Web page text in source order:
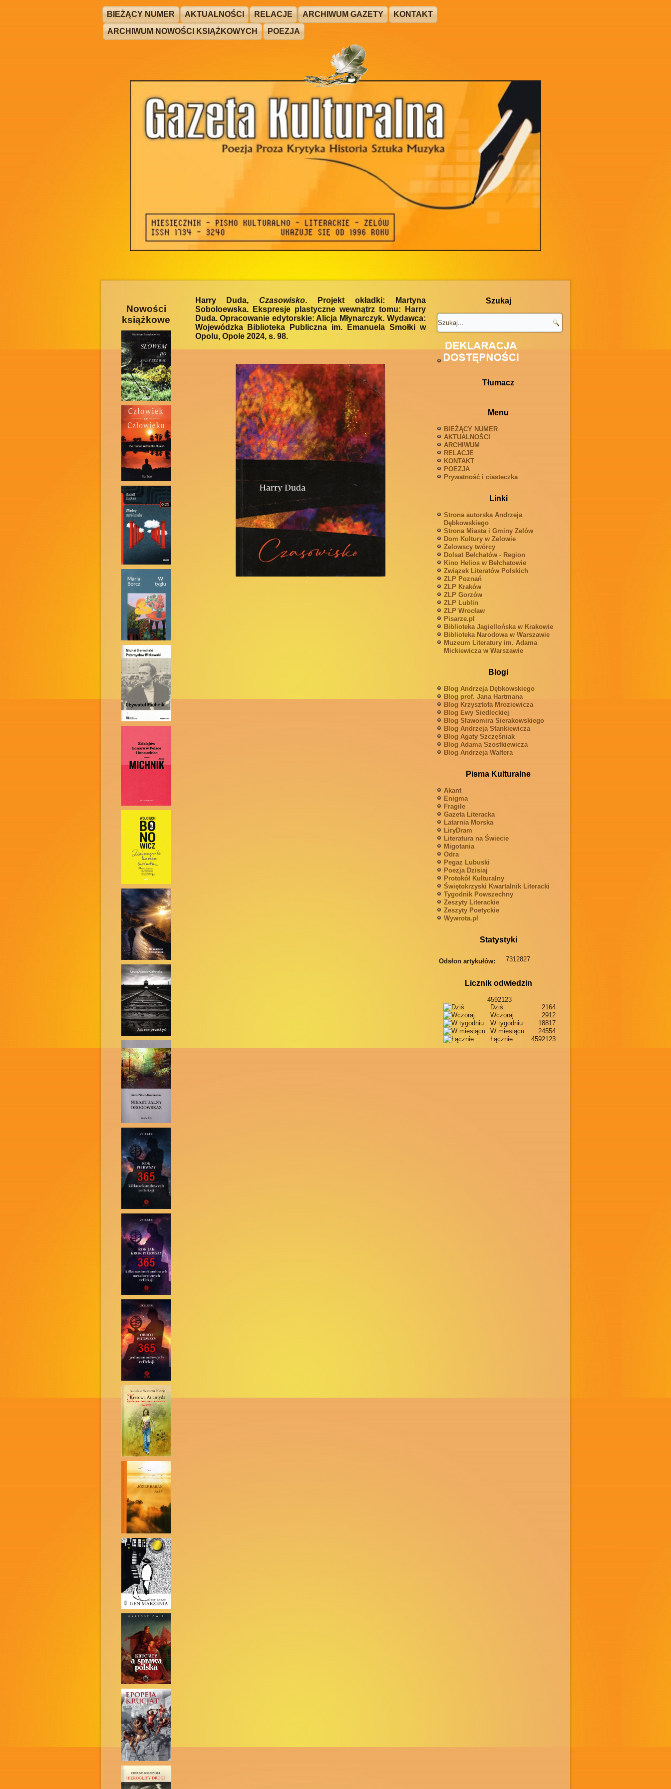
BIEŻĄCY NUMER AKTUALNOŚCI RELACJE ARCHIWUM GAZETY
KONTAKT
ARCHIWUM NOWOŚCI KSIĄŻKOWYCH
POEZJA
Nowości
książkowe
Harry Duda,Czasowisko. Projekt okładki: Martyna
Soboloewska. Ekspresje plastyczne wewnątrz tomu: Harry
Duda. Opracowanie edytorskie: Alicja Młynarczyk. Wydawca:
Wojewódzka Biblioteka Publiczna im. Emanuela Smołki w
Opolu, Opole 2024, s. 98.
Szukaj
Tłumacz
Menu
BIEŻĄCY NUMER
AKTUALNOŚCI
ARCHIWUM
RELACJE
KONTAKT
POEZJA
Prywatność i ciasteczka
Linki
Strona autorska Andrzeja
Dębkowskiego
Strona Miasta i Gminy Zelów
Dom Kultury w Zelowie
Zelowscy twórcy
Dolsat Bełchatów - Region
Kino Helios w Bełchatowie
Związek Literatów Polskich
ZLP Poznań
ZLP Kraków
ZLP Gorzów
ZLP Lublin
ZLP Wrocław
Pisarze.pl
Biblioteka Jagiellońska w Krakowie
Biblioteka Narodowa w Warszawie
Muzeum Literatury im. Adama
Mickiewicza w Warszawie
Blogi
Blog Andrzeja Dębkowskiego
Blog prof. Jana Hartmana
Blog Krzysztofa Mroziewicza
Blog Ewy Siedleckiej
Blog Sławomira Sierakowskiego
Blog Andrzeja Stankiewicza
Blog Agaty Szczęśniak
Blog Adama Szostkiewicza
Blog Andrzeja Waltera
Pisma Kulturalne
Akant
Enigma
Fragile
Gazeta Literacka
Latarnia Morska
LiryDram
Literatura na Świecie
Migotania
Odra
Pegaz Lubuski
Poezja Dzisiaj
Protokół Kulturalny
Świętokrzyski Kwartalnik Literacki
Tygodnik Powszechny
Zeszyty Literackie
Zeszyty Poetyckie
Wywrota.pl
Statystyki
Odsłon artykułów: 7312827
Licznik odwiedzin
4592123
Dziś
2164
Wczoraj
2912
W tygodniu
18817
W miesiącu
24554
Łącznie
4592123